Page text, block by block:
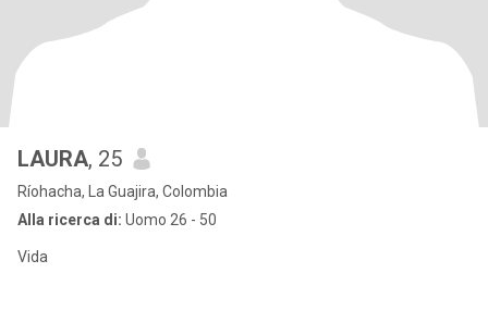
LAURA, 25
Ríohacha, La Guajira, Colombia
Alla ricerca di: Uomo 26 - 50
Vida